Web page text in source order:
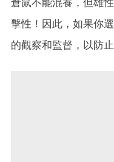
倉鼠不能混養，但雄
擊性！因此，如果你
的觀察和監督，以防